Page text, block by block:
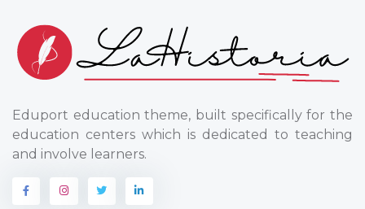
Eduport education theme, built specifically for the
education centers which is dedicated to teaching
and involve learners.